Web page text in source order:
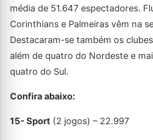
média de 51.647 espectadores.
Corinthians e Palmeiras vêm na
Destacaram-se também os
além de quatro do Nordeste e
quatro do Sul.
Confira abaixo:
15- Sport (2 jogos) – 22.997